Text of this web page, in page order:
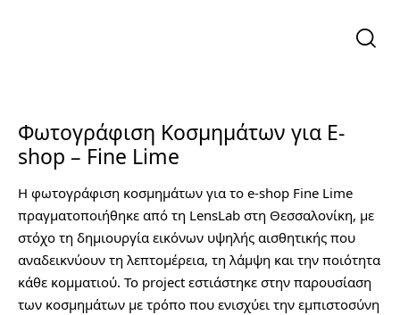
Φωτογράφιση Κοσμημάτων για E-
shop – Fine Lime
Η φωτογράφιση κοσμημάτων για το e-shop Fine Lime
πραγματοποιήθηκε από τη LensLab στη Θεσσαλονίκη, με
στόχο τη δημιουργία εικόνων υψηλής αισθητικής που
αναδεικνύουν τη λεπτομέρεια, τη λάμψη και την ποιότητα
κάθε κομματιού. Το project εστιάστηκε στην παρουσίαση
των κοσμημάτων με τρόπο που ενισχύει την εμπιστοσύνη